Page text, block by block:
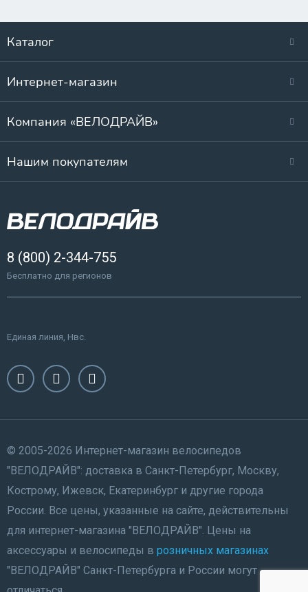
Каталог
Интернет-магазин
Компания «ВЕЛОДРАЙВ»
Нашим покупателям
8 (800) 2-344-755
Бесплатно для регионов
Единая линия, Нвс.
© 2005-2026 Интернет-магазин велосипедов
"ВЕЛОДРАЙВ": доставка в Санкт-Петербург, Москву,
Кострому, Ижевск, Екатеринбург и другие города
России. Все цены, указанные на сайте, действительны
для интернет-магазина "ВЕЛОДРАЙВ". Цены на
аксессуары и велосипеды в розничных магазинах
"ВЕЛОДРАЙВ" Санкт-Петербурга и России могут